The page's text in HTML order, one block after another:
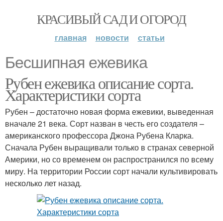
КРАСИВЫЙ САД И ОГОРОД
главная новости статьи
Бесшипная ежевика
Рубен ежевика описание сорта.
Характеристики сорта
Рубен – достаточно новая форма ежевики, выведенная
вначале 21 века. Сорт назван в честь его создателя –
американского профессора Джона Рубена Кларка.
Сначала Рубен выращивали только в странах северной
Америки, но со временем он распространился по всему
миру. На территории России сорт начали культивировать
несколько лет назад.